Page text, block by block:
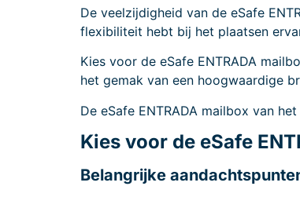
De veelzijdigheid van de eSafe
flexibiliteit hebt bij het plaatsen
Kies voor de eSafe ENTRADA
het gemak van een hoogwaardige
De eSafe ENTRADA mailbox van
Kies voor de eSafe
Belangrijke